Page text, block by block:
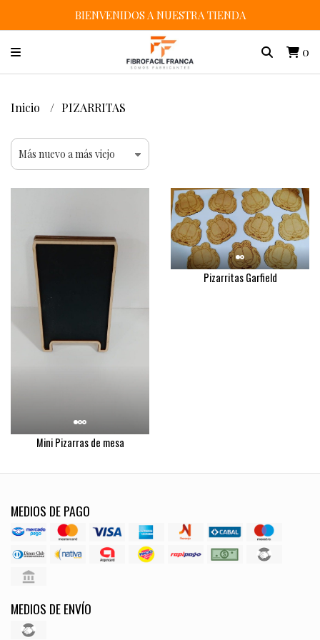
BIENVENIDOS A NUESTRA TIENDA
0
Inicio PIZARRITAS
Mini Pizarras de mesa
Pizarritas Garfield
MEDIOS DE PAGO
MEDIOS DE ENVÍO